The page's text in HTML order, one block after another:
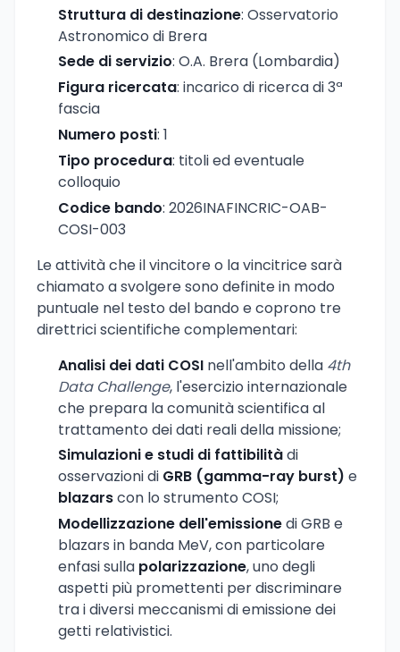
Struttura di destinazione: Osservatorio
Astronomico di Brera
Sede di servizio: O.A. Brera (Lombardia)
Figura ricercata: incarico di ricerca di 3ª
fascia
Numero posti: 1
Tipo procedura: titoli ed eventuale
colloquio
Codice bando: 2026INAFINCRIC-OAB-
COSI-003
Le attività che il vincitore o la vincitrice sarà
chiamato a svolgere sono definite in modo
puntuale nel testo del bando e coprono tre
direttrici scientifiche complementari:
Analisi dei dati COSI nell'ambito della 4th
Data Challenge, l'esercizio internazionale
che prepara la comunità scientifica al
trattamento dei dati reali della missione;
Simulazioni e studi di fattibilitàdi
osservazioni di GRB (gamma-ray burst) e
blazarscon lo strumento COSI;
Modellizzazione dell'emissionedi GRB e
blazars in banda MeV, con particolare
enfasi sulla polarizzazione, uno degli
aspetti più promettenti per discriminare
tra i diversi meccanismi di emissione dei
getti relativistici.